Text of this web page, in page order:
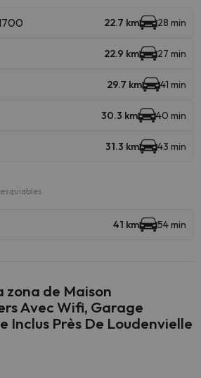
22.7 km 28 min
22.9 km 27 min
29.7 km 41 min
30.3 km 40 min
31.3 km 43 min
41 km 54 min
de Maison
Avec Wifi, Garage
Inclus Près De Loudenvielle